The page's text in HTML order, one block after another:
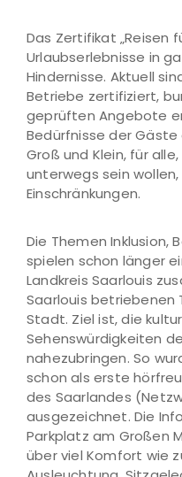
Das Zertifikat „Reisen
Urlaubserlebnisse in
Hindernisse. Aktuell
Betriebe zertifiziert,
geprüften Angebote
Bedürfnisse der
Groß und Klein, für
unterwegs sein
Einschränkungen.
Die Themen Inklusion,
spielen schon länger
Landkreis Saarlouis
Saarlouis betriebenen
Stadt. Ziel ist, die
Sehenswürdigkeiten
nahezubringen. So
schon als erste
des Saarlandes
ausgezeichnet. Die
Parkplatz am Großen
über viel Komfort wie